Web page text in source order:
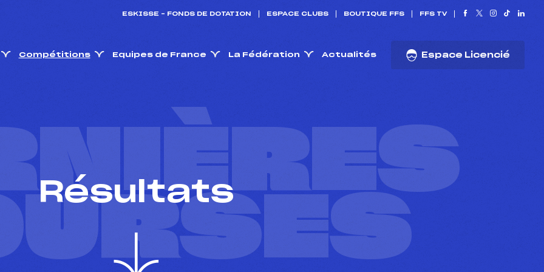
ESKISSE – FONDS DE DOTATION ESPACE CLUBS BOUTIQUE FFS FFS TV
Compétitions Equipes de France La Fédération Actualités Espace Licencié
Résultats